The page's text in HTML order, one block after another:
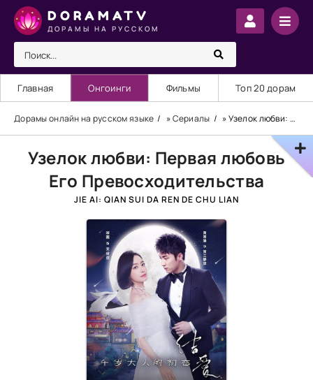
DORAMATV
ДОРАМЫ НА РУССКОМ
Главная Онгоинги Фильмы Топ 20 дорам
Дорамы онлайн на русском языке »Сериалы » Узелок любви: Первая любовь Его Превосходительства
Узелок любви: Первая любовь
Его Превосходительства
JIE AI: QIAN SUI DA REN DE CHU LIAN